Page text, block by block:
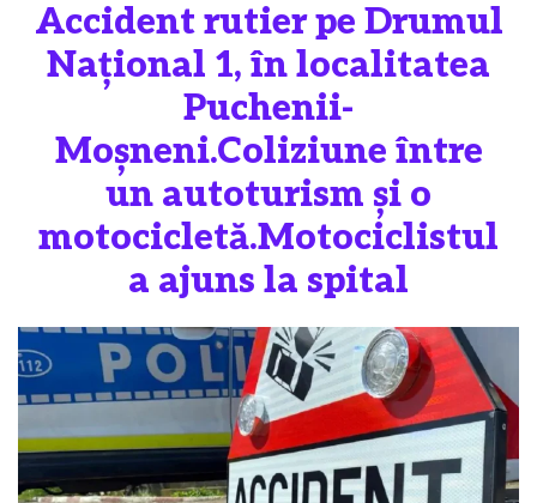
Accident rutier pe Drumul
Național 1, în localitatea
Puchenii-
Moșneni.Coliziune între
un autoturism și o
motocicletă.Motociclistul
a ajuns la spital